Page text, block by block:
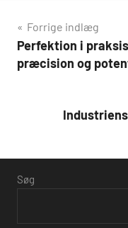
Forrige indlæg
Perfektion i
præcision og
Søg